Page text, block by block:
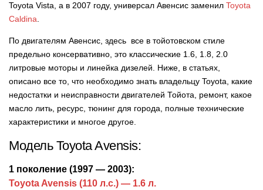
Toyota Vista, а в 2007 году, универсал Авенсис заменил Toyota
Caldina
По двигателям Авенсис, здесь все в тойотовском стиле
предельно консервативно, это классические 1.6, 1.8, 2.0
литровые моторы и линейка дизелей. Ниже, в статьях,
описано все то, что необходимо знать владельцу Toyota, какие
недостатки и неисправности двигателей Тойота, ремонт, какое
масло лить, ресурс, тюнинг для города, полные технические
характеристики и многое другое.
Модель Toyota Avensis:
1 поколение (1997 — 2003):
Toyota Avensis (110 л.с.) — 1.6 л.